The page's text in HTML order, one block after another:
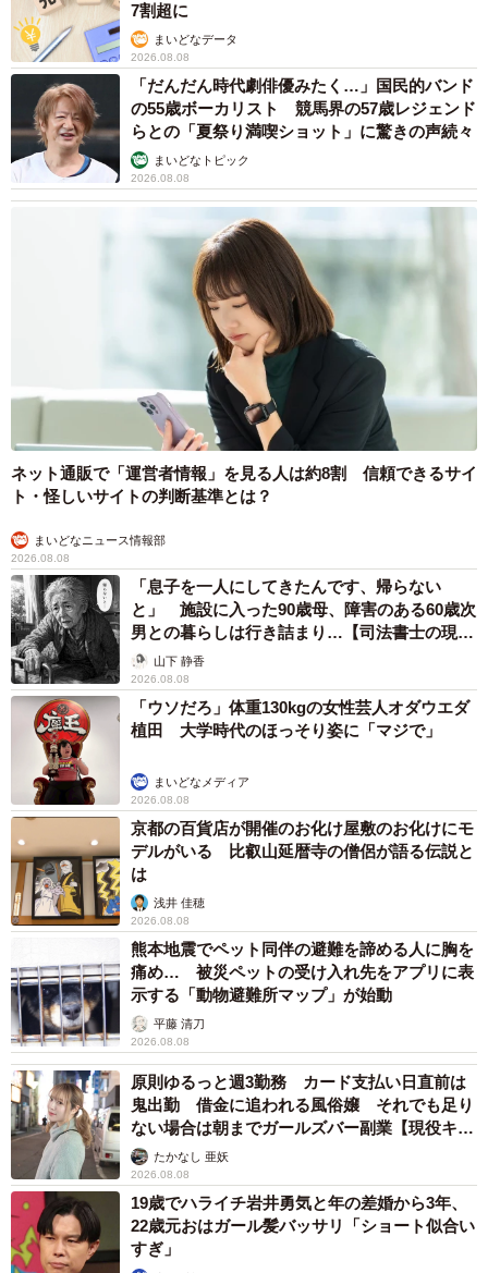
7割超に
まいどなデータ
2026.08.08
「だんだん時代劇俳優みたく…」国民的バンド
の55歳ボーカリスト 競馬界の57歳レジェンド
らとの「夏祭り満喫ショット」に驚きの声続々
まいどなトピック
2026.08.08
ネット通販で「運営者情報」を見る人は約8割 信頼できるサイ
ト・怪しいサイトの判断基準とは？
まいどなニュース情報部
2026.08.08
「息子を一人にしてきたんです、帰らない
と」 施設に入った90歳母、障害のある60歳次
男との暮らしは行き詰まり…【司法書士の現場
から】山下 静香
2026.08.08
「ウソだろ」体重130kgの女性芸人オダウエダ
植田 大学時代のほっそり姿に「マジで」
まいどなメディア
2026.08.08
京都の百貨店が開催のお化け屋敷のお化けにモ
デルがいる 比叡山延暦寺の僧侶が語る伝説と
は
浅井 佳穂
2026.08.08
熊本地震でペット同伴の避難を諦める人に胸を
痛め… 被災ペットの受け入れ先をアプリに表
示する「動物避難所マップ」が始動
平藤 清刀
2026.08.08
原則ゆるっと週3勤務 カード支払い日直前は
鬼出勤 借金に追われる風俗嬢 それでも足り
ない場合は朝までガールズバー副業【現役キャ
ストに取材】
たかなし 亜妖
2026.08.08
19歳でハライチ岩井勇気と年の差婚から3年、
22歳元おはガール髪バッサリ「ショート似合い
すぎ」